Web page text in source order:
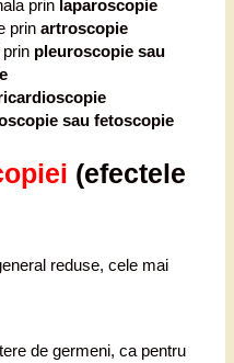
prin laparoscopie
prin artroscopie
pleuroscopie sau
sau fetoscopie
(efectele
reduse, cele mai
de germeni, ca pentru